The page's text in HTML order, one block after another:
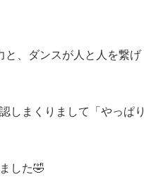
と、ダンスが人と人を繋げ
しまくりまして「やっぱり
した🤣